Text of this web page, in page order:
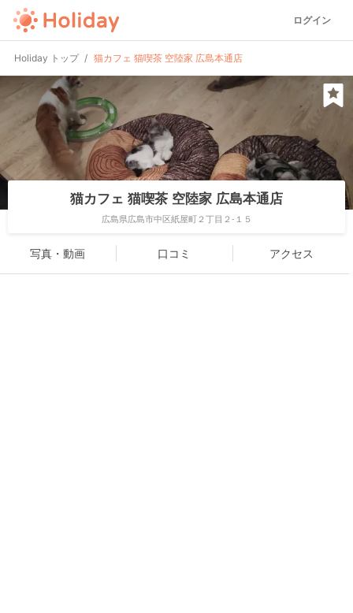
ログイン
Holiday トップ 猫カフェ 猫喫茶 空陸家 広島本通店
猫カフェ 猫喫茶 空陸家 広島本通店
広島県広島市中区紙屋町２丁目２-１５
写真・動画 口コミ アクセス